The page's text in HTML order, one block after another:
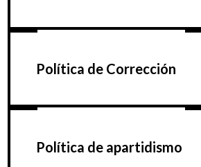
Política de Corrección
Política de apartidismo